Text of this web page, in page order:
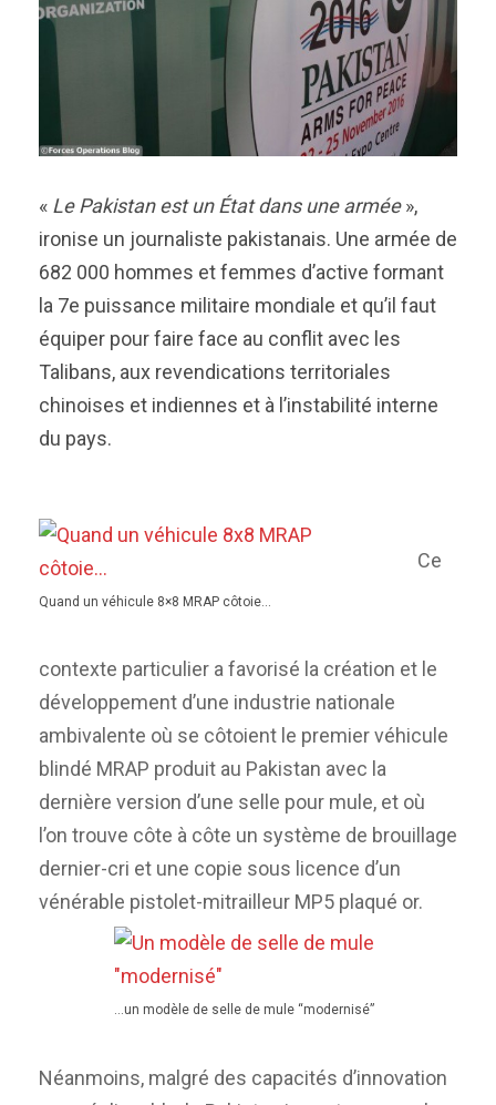
« Le Pakistan est un État dans une armée»,
ironise un journaliste pakistanais. Une armée de
682 000 hommes et femmes d’active formant
la 7e puissance militaire mondiale et qu’il faut
équiper pour faire face au conflit avec les
Talibans, aux revendications territoriales
chinoises et indiennes et à l’instabilité interne
du pays.
Quand un véhicule 8×8 MRAP côtoie…
Ce
contexte particulier a favorisé la création et le
développement d’une industrie nationale
ambivalente où se côtoient le premier véhicule
blindé MRAP produit au Pakistan avec la
dernière version d’une selle pour mule, et où
l’on trouve côte à côte un système de brouillage
dernier-cri et une copie sous licence d’un
vénérable pistolet-mitrailleur MP5 plaqué or.
…un modèle de selle de mule “modernisé”
Néanmoins, malgré des capacités d’innovation